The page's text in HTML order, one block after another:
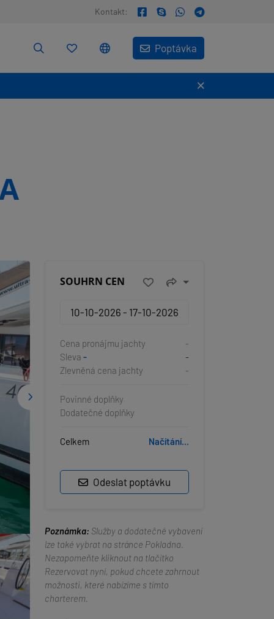
Kontakt:
Poptávka
SOUHRN CEN
Cena pronájmu jachty
-
Sleva -
-
Zlevněná cena jachty
-
Povinné doplňky
Dodatečné doplňky
Celkem Načítání...
Odeslat poptávku
Poznámka: Služby a dodatečné vybavení
lze také vybrat na stránce Pokladna.
Nezapomeňte kliknout na tlačítko
Rezervovat nyní, pokud chcete zahrnout
možnosti, které nabízíme s tímto
charterem.